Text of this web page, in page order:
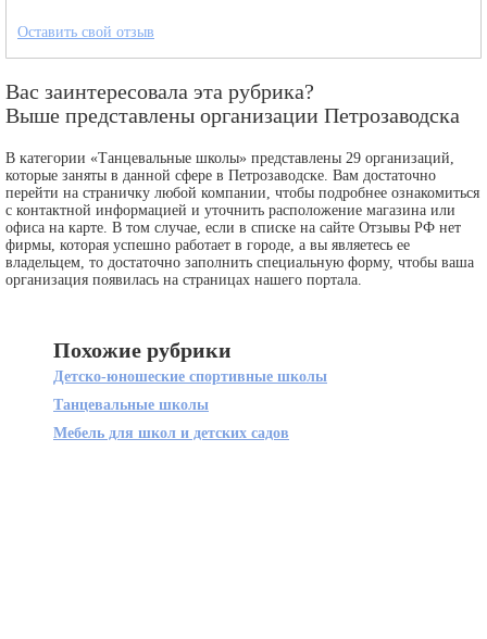
Оставить свой отзыв
Вас заинтересовала эта рубрика?
Выше представлены организации Петрозаводска
В категории «Танцевальные школы» представлены 29 организаций,
которые заняты в данной сфере в Петрозаводске. Вам достаточно
перейти на страничку любой компании, чтобы подробнее ознакомиться
с контактной информацией и уточнить расположение магазина или
офиса на карте. В том случае, если в списке на сайте Отзывы РФ нет
фирмы, которая успешно работает в городе, а вы являетесь ее
владельцем, то достаточно заполнить специальную форму, чтобы ваша
организация появилась на страницах нашего портала.
Похожие рубрики
Детско-юношеские спортивные школы
Танцевальные школы
Мебель для школ и детских садов